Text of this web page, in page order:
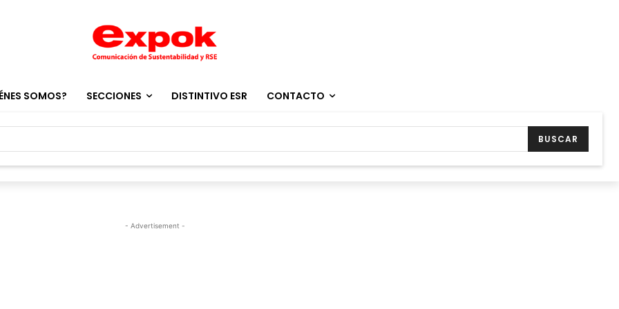
SOMOS? SECCIONES DISTINTIVO ESR CONTACTO
BUSCAR
- Advertisement -